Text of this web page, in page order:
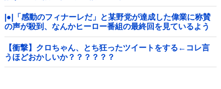
|●|「感動のフィナーレだ」と某野党が達成した偉業に称賛
の声が殺到、なんかヒーロー番組の最終回を見ているよう
な気分に……
【衝撃】クロちゃん、とち狂ったツイートをする←コレ言
うほどおかしいか？？？？？？